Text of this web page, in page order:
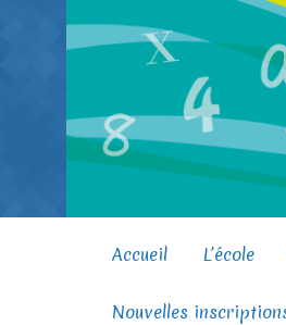
Skip to main content
Accueil L’école
Nouvelles